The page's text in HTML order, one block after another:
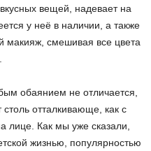
вещей, надевает на
у неё в наличии, а также
макияж, смешивая все цвета
обаянием не отличается,
отталкивающе, как с
лице. Как мы уже сказали,
жизнью, популярностью